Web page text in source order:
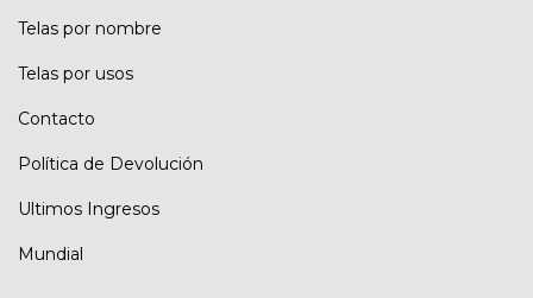
Telas por nombre
Telas por usos
Contacto
Política de Devolución
Ultimos Ingresos
Mundial